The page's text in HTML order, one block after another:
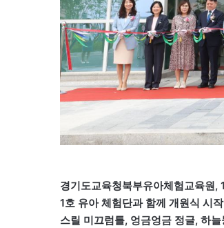
경기도교육청북부유아체험교육원,
1호 유아 체험단과 함께 개원식 시
스릴 미끄럼틀, 엉금엉금 정글, 하